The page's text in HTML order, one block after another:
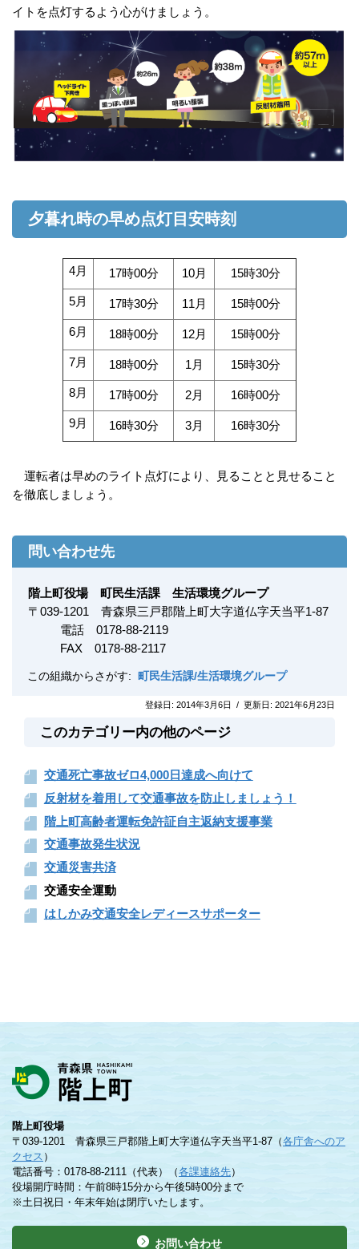
イトを点灯するよう心がけましょう。
夕暮れ時の早め点灯目安時刻
4月 17時00分 10月 15時30分
5月 17時30分 11月 15時00分
6月 18時00分 12月 15時00分
7月 18時00分 1月 15時30分
8月 17時00分 2月 16時00分
9月 16時30分 3月 16時30分
運転者は早めのライト点灯により、見ることと見せること
を徹底しましょう。
問い合わせ先
階上町役場 町民生活課 生活環境グループ
〒 039-1201
青森県三戸郡階上町大字道仏字天当平1-87
電話 0178-88-2119
FAX 0178-88-2117
この組織からさがす: 町民生活課/生活環境グループ
登録日: 2014年3月6日 / 更新日: 2021年6月23日
このカテゴリー内の他のページ
交通死亡事故ゼロ4,000日達成へ向けて
反射材を着用して交通事故を防止しましょう！
階上町高齢者運転免許証自主返納支援事業
交通事故発生状況
交通災害共済
交通安全運動
はしかみ交通安全レディースサポーター
階上町役場
〒039-1201 青森県三戸郡階上町大字道仏字天当平1-87（各庁舎へのア
クセス ）
電話番号：0178-88-2111（代表）（各課連絡先）
役場開庁時間：午前8時15分から午後5時00分まで
※土日祝日・年末年始は閉庁いたします。
お問い合わせ